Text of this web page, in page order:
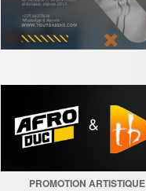
PROMOTION ARTISTIQUE